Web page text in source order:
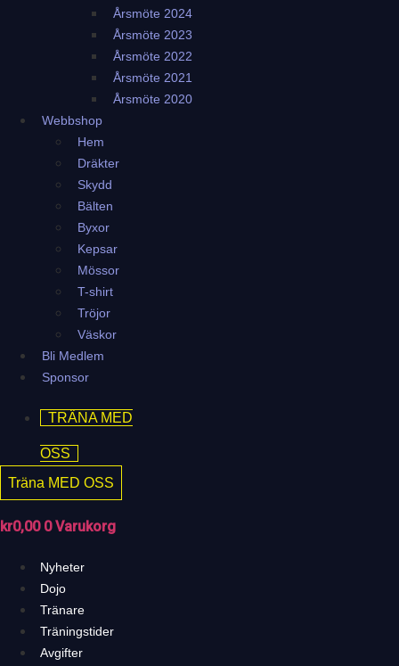
Årsmöte 2024
Årsmöte 2023
Årsmöte 2022
Årsmöte 2021
Årsmöte 2020
Webbshop
Hem
Dräkter
Skydd
Bälten
Byxor
Kepsar
Mössor
T-shirt
Tröjor
Väskor
Bli Medlem
Sponsor
TRÄNA MED
OSS
Träna MED OSS
kr0,00 0 Varukorg
Nyheter
Dojo
Tränare
Träningstider
Avgifter